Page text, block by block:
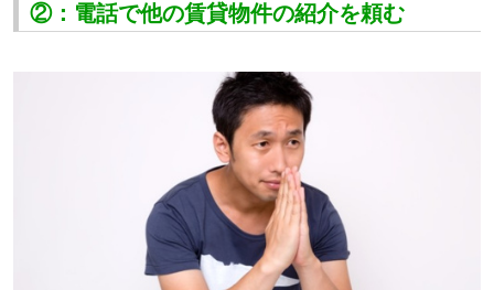
②：電話で他の賃貸物件の紹介を頼む